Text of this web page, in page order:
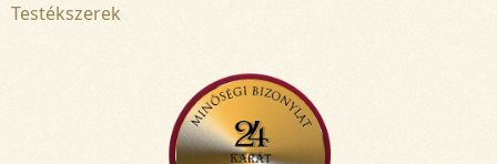
Testékszerek